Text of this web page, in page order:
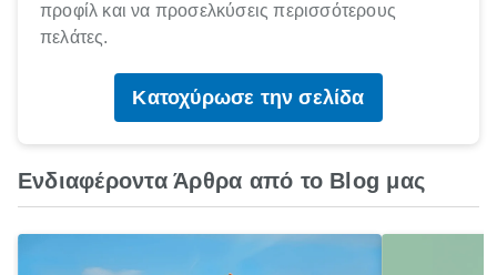
προφίλ και να προσελκύσεις περισσότερους
πελάτες.
Κατοχύρωσε την σελίδα
Ενδιαφέροντα Άρθρα από το Blog μας